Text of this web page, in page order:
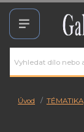
Úvod TÉMATIKA